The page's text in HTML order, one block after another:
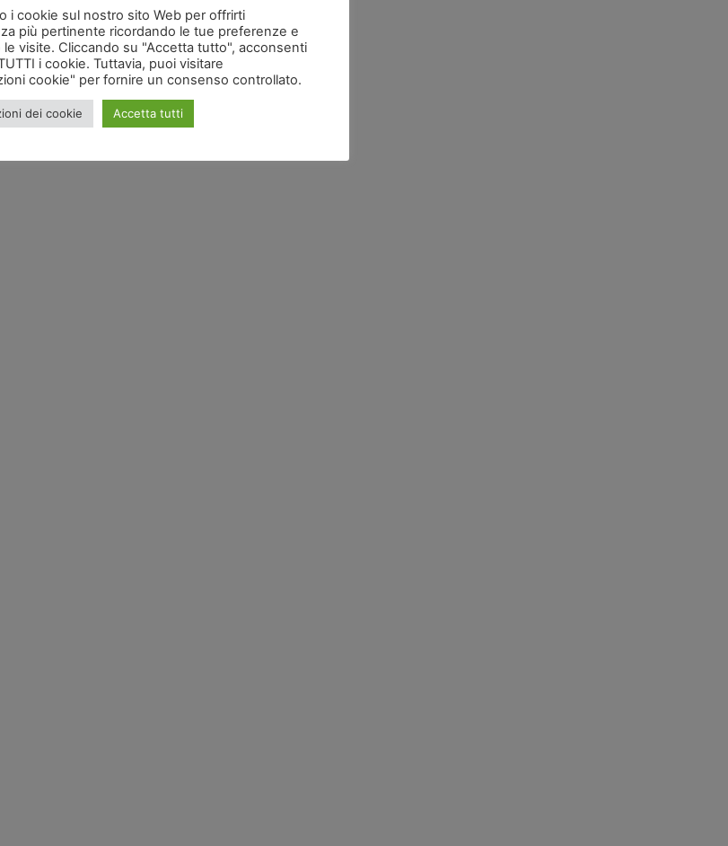
i cookie sul nostro sito Web per offrirti
più pertinente ricordando le tue preferenze e
le visite. Cliccando su "Accetta tutto", acconsenti
i cookie. Tuttavia, puoi visitare
cookie" per fornire un consenso controllato.
dei cookie Accetta tutti